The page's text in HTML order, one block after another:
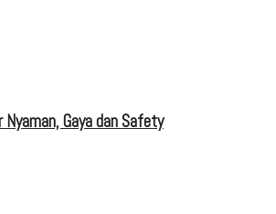
Gaya dan Safety